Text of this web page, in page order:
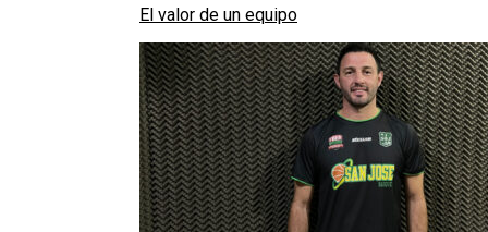
El valor de un equipo